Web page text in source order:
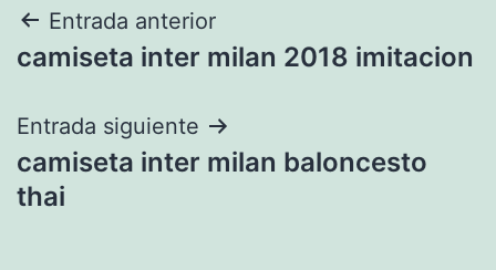
Navegación
de
entradas
Entrada anterior
camiseta inter milan 2018 imitacion
Entrada siguiente
camiseta inter milan baloncesto
thai